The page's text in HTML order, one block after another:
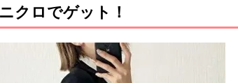
クロでゲット！